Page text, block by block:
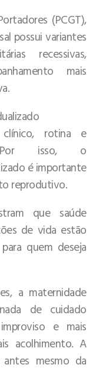
(PCGT),
possui variantes
recessivas,
mais
rotina e
Por isso, o
é importante
reprodutivo.
que saúde
de vida estão
quem deseja
a maternidade
de cuidado
e mais
acolhimento. A
mesmo da